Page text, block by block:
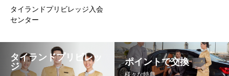
タイランドプリビレッジ入会
センター
タイランドプリビレッ
ジ
ポイントで交換
様々な特典